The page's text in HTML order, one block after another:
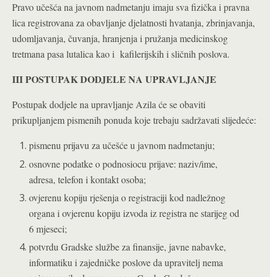
Pravo učešća na javnom nadmetanju imaju sva fizička i pravna
lica registrovana za obavljanje djelatnosti hvatanja, zbrinjavanja,
udomljavanja, čuvanja, hranjenja i pružanja medicinskog
tretmana pasa lutalica­ kao i kafilerijskih i sličnih poslova.
III POSTUPAK DODJELE NA UPRAVLJANJE
Postupak dodjele na upravljanje Azila će se obaviti
prikupljanjem pismenih ponuda koje trebaju sadržavati slijedeće:
pismenu prijavu za učešće u javnom nadmetanju;
osnovne podatke o podnosiocu prijave: naziv/ime,
adresa, telefon i kontakt osoba;
ovjerenu kopiju rješenja o registraciji kod nadležnog
organa i ovjerenu kopiju izvoda iz registra ne starijeg od
6 mjeseci;
potvrdu Gradske službe za finansije, javne nabavke,
informatiku i zajedničke poslove da upravitelj nema